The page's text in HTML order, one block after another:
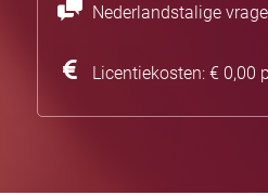
Nederlandstalige
Licentiekosten: € 0,00